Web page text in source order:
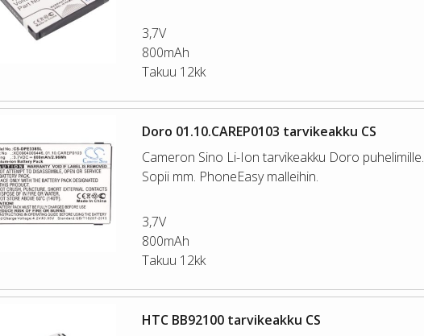
3,7V
800mAh
Takuu 12kk
Doro 01.10.CAREP0103 tarvikeakku CS
Cameron Sino Li-Ion tarvikeakku Doro puhelimille.
Sopii mm. PhoneEasy malleihin.
3,7V
800mAh
Takuu 12kk
HTC BB92100 tarvikeakku CS